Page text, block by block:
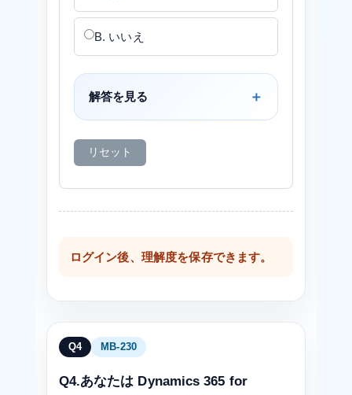
B. いいえ
解答を見る
リセット
ログイン後、理解度を保存できます。
Q4 MB-230
Q4.あなたは Dynamics 365 for